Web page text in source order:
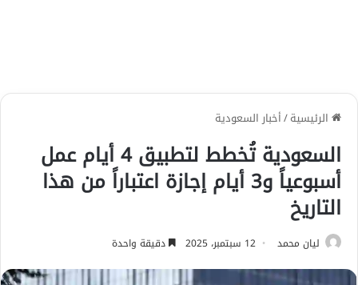
الرئيسية/أخبار السعودية
السعودية تُخطط لتطبيق 4 أيام عمل
أسبوعياً و3 أيام إجازة اعتباراً من هذا
التاريخ
ليان محمد 12 سبتمبر، 2025 دقيقة واحدة